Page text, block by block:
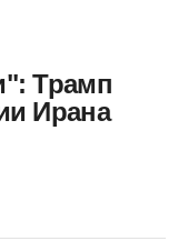
Трамп
Ирана